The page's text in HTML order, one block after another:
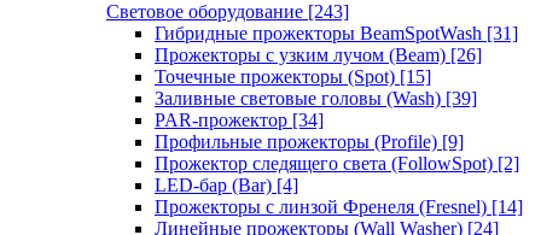
Световое оборудование [243]
Гибридные прожекторы BeamSpotWash [31]
Прожекторы с узким лучом (Beam) [26]
Точечные прожекторы (Spot) [15]
Заливные световые головы (Wash) [39]
PAR-прожектор [34]
Профильные прожекторы (Profile) [9]
Прожектор следящего света (FollowSpot) [2]
LED-бар (Bar) [4]
Прожекторы с линзой Френеля (Fresnel) [14]
Линейные прожекторы (Wall Washer) [24]